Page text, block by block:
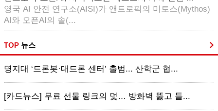
영국 AI 안전 연구소(AISI)가 앤트로픽의 미토스(Mythos)
AI와 오픈AI의 솔(...
TOP 뉴스
명지대 ‘드론봇·대드론 센터’ 출범... 산학군 협...
[카드뉴스] 무료 선물 링크의 덫… 방화벽 뚫고 들...